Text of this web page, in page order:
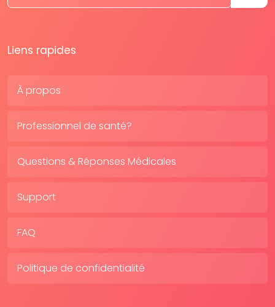
Liens rapides
À propos
Professionnel de santé?
Questions & Réponses Médicales
Support
FAQ
Politique de confidentialité